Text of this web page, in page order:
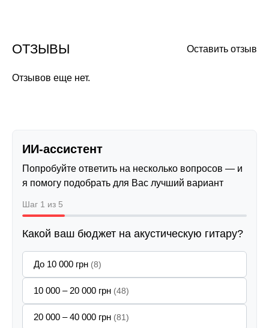
Оставить отзыв
ОТЗЫВЫ
Отзывов еще нет.
ИИ-ассистент
Попробуйте ответить на несколько вопросов — и
я помогу подобрать для Вас лучший вариант
Шаг 1 из 5
Какой ваш бюджет на акустическую гитару?
До 10 000 грн (8)
10 000 – 20 000 грн (48)
20 000 – 40 000 грн (81)